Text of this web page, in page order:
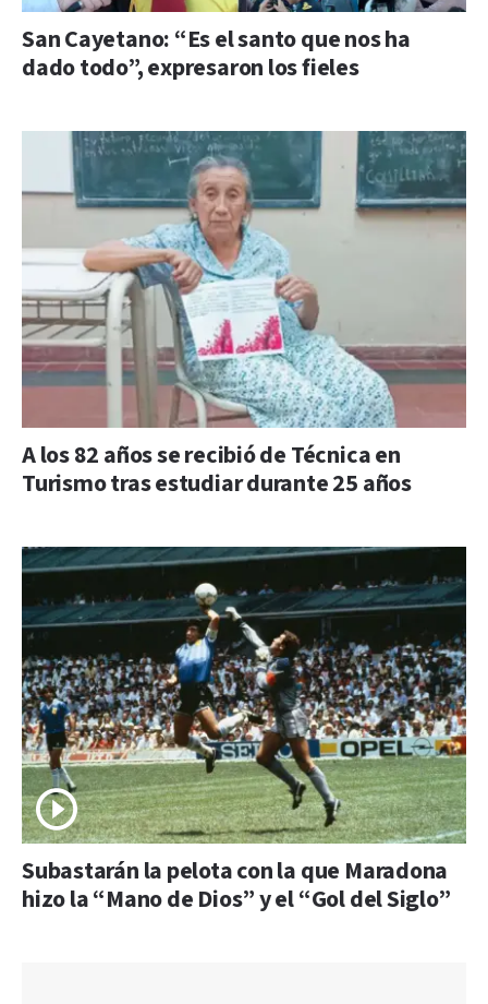
San Cayetano: “Es el santo que nos ha
dado todo”, expresaron los fieles
A los 82 años se recibió de Técnica en
Turismo tras estudiar durante 25 años
Subastarán la pelota con la que Maradona
hizo la “Mano de Dios” y el “Gol del Siglo”